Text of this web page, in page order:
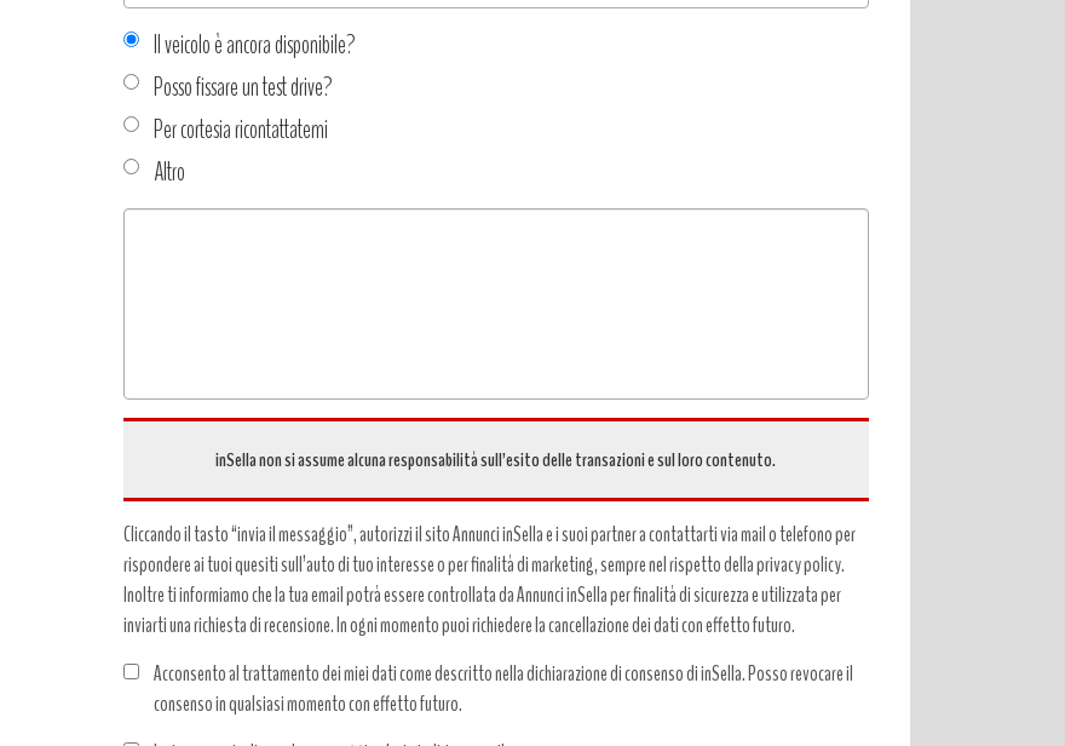
Il veicolo è ancora disponibile?
Posso fissare un test drive?
Per cortesia ricontattatemi
Altro
Tipo
inSella non si assume alcuna responsabilità sull’esito delle transazioni e sul loro contenuto.
Cliccando il tasto “invia il messaggio”, autorizzi il sito Annunci inSella e i suoi partner a contattarti via mail o telefono per
rispondere ai tuoi quesiti sull’auto di tuo interesse o per finalità di marketing, sempre nel rispetto della privacy policy.
Inoltre ti informiamo che la tua email potrà essere controllata da Annunci inSella per finalità di sicurezza e utilizzata per
inviarti una richiesta di recensione. In ogni momento puoi richiedere la cancellazione dei dati con effetto futuro.
Acconsento al trattamento dei miei dati come descritto nella dichiarazione di consenso di inSella. Posso revocare il
consenso in qualsiasi momento con effetto futuro.